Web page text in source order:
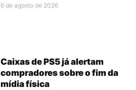
6 de agosto de 2026
Caixas de PS5 já alertam
compradores sobre o fim da
mídia física